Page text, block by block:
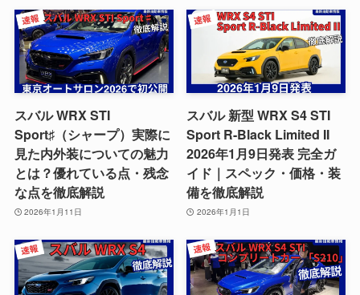
スバル WRX STI
Sport♯（シャープ）実際に
見た内外装についての魅力
とは？優れている点・残念
な点を徹底解説
2026年1月11日
スバル 新型 WRX S4 STI
Sport R-Black Limited II
2026年1月9日発表 完全ガ
イド｜スペック・価格・装
備を徹底解説
2026年1月1日